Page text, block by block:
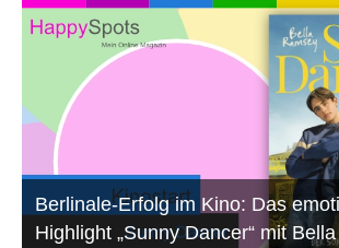
Berlinale-Erfolg im Kino: Das
Highlight „Sunny Dancer“ mit